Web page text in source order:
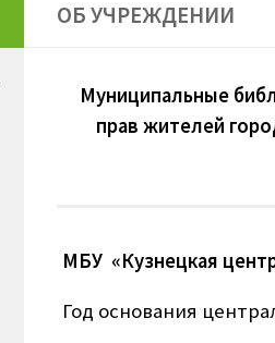
ОБ УЧРЕЖДЕНИИ
Муниципальные
прав жителей
МБУ «Кузнецкая
Год основания